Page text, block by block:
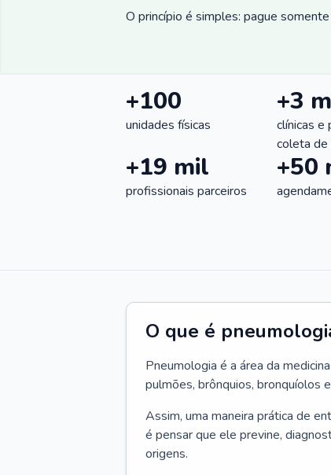
O princípio é simples: pague
+100
unidades físicas
+3
clínicas e
coleta de
+19 mil
profissionais parceiros
+50
O que é
Pneumologia é a área da
pulmões, brônquios, bronquíolos
Assim, uma maneira prática de
é pensar que ele previne,
origens.